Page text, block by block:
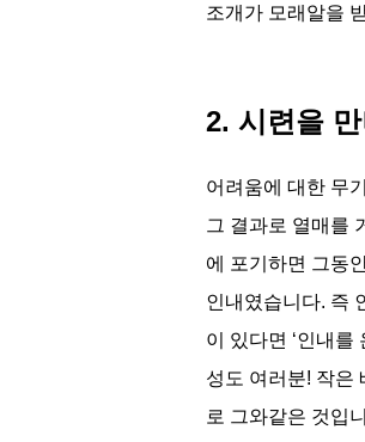
조개가 모래알을
2. 시련을
어려움에 대한 무
그 결과로 열매를
에 포기하면 그동
인내였습니다. 즉
이 있다면 ‘인내를
성도 여러분! 작은
로 그와같은 것입